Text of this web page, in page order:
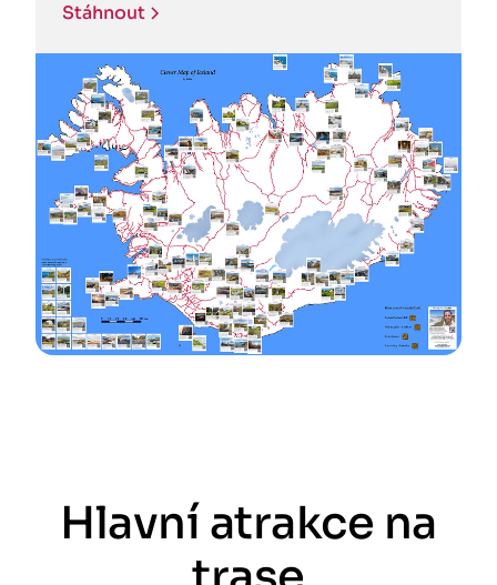
Stáhnout
Hlavní atrakce na